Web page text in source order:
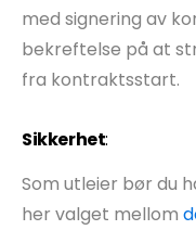
med signering av
bekreftelse på at
fra kontraktsstart.
Sikkerhet:
Som utleier bør du
her valget mellom